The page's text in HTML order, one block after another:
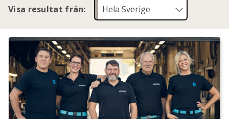
Visa resultat från: